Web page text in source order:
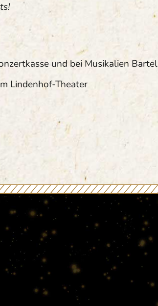
und bei Musikalien
Lindenhof-Theater